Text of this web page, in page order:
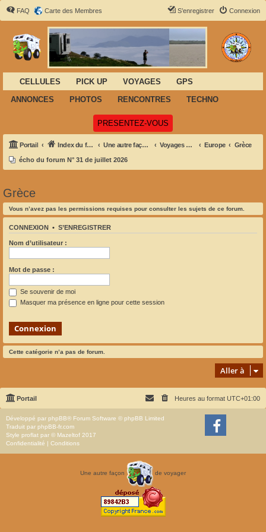
FAQ Carte des Membres Connexion
S’enregistrer
CELLULES PICK UP VOYAGES
GPS
ANNONCES
PHOTOS RENCONTRES TECHNO
PRESENTEZ-VOUS
Portail Index du forum Une autre façon de voyager Voyages et Aventures Europe Grèce
écho du forum N° 31 de juillet 2026
Grèce
Vous n’avez pas les permissions requises pour consulter les sujets de ce forum.
CONNEXION • S’ENREGISTRER
Nom d’utilisateur :
Mot de passe :
Se souvenir de moi
Masquer ma présence en ligne pour cette session
Cette catégorie n’a pas de forum.
Aller à
Portail Heures au format UTC+01:00
Développé par phpBB® Forum Software © phpBB Limited
Traduit par phpBB-fr.com
Style proflat par © Mazeltof 2017
Confidentialité | Conditions
Une autre façon de voyager